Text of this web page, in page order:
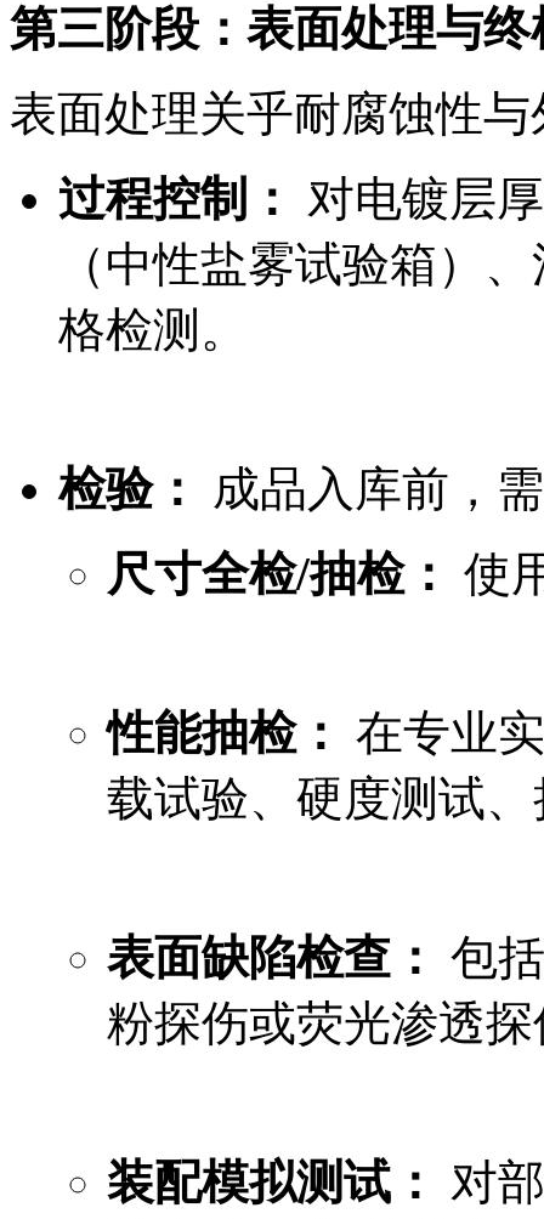
第三阶段：表面处理与
表面处理关乎耐腐蚀性与
过程控制：
对电镀层
（中性盐雾试验箱）
格检测。
检验：
成品入库前，
尺寸全检/抽检： 使
性能抽检： 在专业
载试验、硬度测试
表面缺陷检查： 包
粉探伤或荧光渗透
装配模拟测试：
对